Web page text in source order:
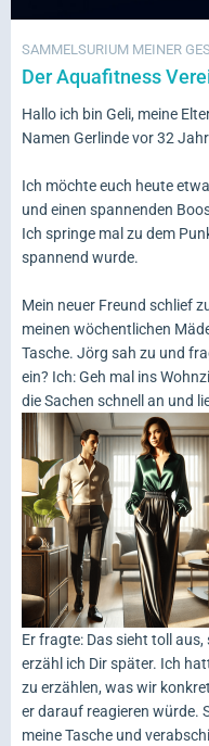
SAMMELSURIUM MEINER
Der Aquafitness
Hallo ich bin Geli, meine
Namen Gerlinde vor 32
Ich möchte euch heute
und einen spannenden
Ich springe mal zu dem
spannend wurde.
Mein neuer Freund schlief
meinen wöchentlichen
Tasche. Jörg sah zu und
ein? Ich: Geh mal ins
die Sachen schnell an und
Er fragte: Das sieht toll
erzähl ich Dir später. Ich
zu erzählen, was wir
er darauf reagieren würde.
meine Tasche und